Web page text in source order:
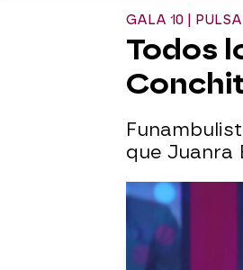
GALA 10 |
Todos
que Juanra
La
Mahmood